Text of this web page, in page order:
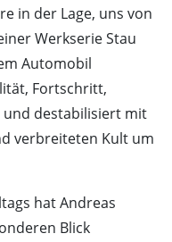
in der Lage, uns von
Werkserie Stau
Automobil
Fortschritt,
und destabilisiert mit
verbreiteten Kult um
hat Andreas
Blick